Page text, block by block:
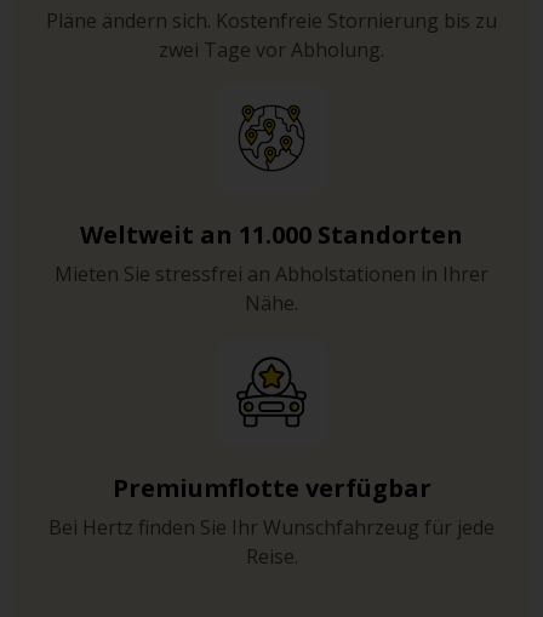
Pläne ändern sich. Kostenfreie Stornierung bis zu
zwei Tage vor Abholung.
Weltweit an 11.000 Standorten
Mieten Sie stressfrei an Abholstationen in Ihrer
Nähe.
Premiumflotte verfügbar
Bei Hertz finden Sie Ihr Wunschfahrzeug für jede
Reise.